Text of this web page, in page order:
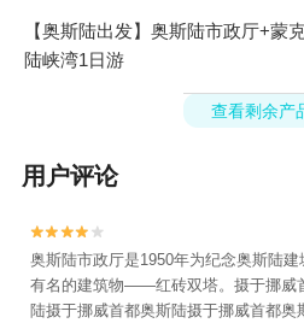
【奥斯陆出发】奥斯陆市政厅+蒙
陆峡湾1日游
查看剩余产
用户评论


奥斯陆市政厅是1950年为纪念奥斯陆
有名的建筑物——红砖双塔。摄于挪威
陆摄于挪威首都奥斯陆摄于挪威首都